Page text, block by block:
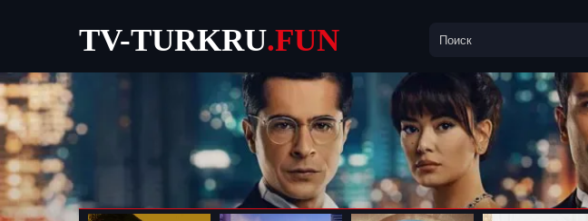
TV-TURKRU.FUN